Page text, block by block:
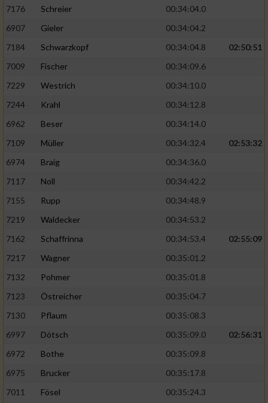
7176
Schreier
00:34:04.0
6907
Gieler
00:34:04.2
7184
Schwarzkopf 00:34:04.8
02:50:51
7009
Fischer
00:34:09.6
7229
Westrich
00:34:10.0
7244
Krahl
00:34:12.8
6962
Beser
00:34:14.0
7109
Müller 00:34:32.4
02:53:32
6974
Braig
00:34:36.0
7117
Noll
00:34:42.2
7155
Rupp
00:34:48.9
7219
Waldecker
00:34:53.2
7162
Schaffrinna 00:34:53.4
02:55:09
7217
Wagner
00:35:01.2
7132
Pohmer
00:35:01.8
7123
Östreicher
00:35:04.7
7130
Pflaum
00:35:08.3
6997
Dötsch 00:35:09.0
02:56:31
6972
Bothe
00:35:09.8
6975
Brucker
00:35:17.8
7011
Fösel
00:35:24.3